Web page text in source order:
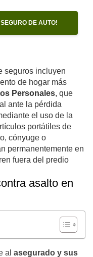
SEGURO DE AUTO!
seguros incluyen
de hogar más
Personales, que
ante la pérdida
el uso de la
portátiles de
cónyuge o
permanentemente en
fuera del predio
asalto en
al asegurado y sus